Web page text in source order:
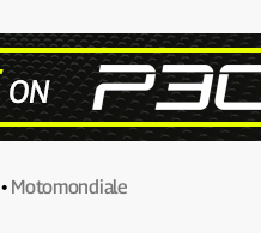
• Motomondiale